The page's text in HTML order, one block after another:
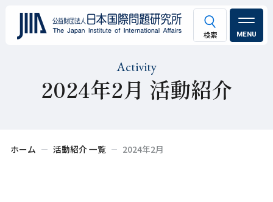
MENU
Activity
2024年2月 活動紹介
ホーム 活動紹介 一覧 2024年2月